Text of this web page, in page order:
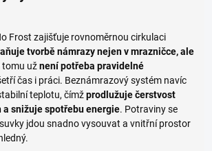
Frost zajišťuje rovnoměrnou cirkulaci
tvorbě námrazy nejen v mrazničce, ale
tomu užnení potřeba pravidelné
čas i práci. Beznámrazový systém navíc
teplotu, čímžprodlužuje čerstvost
snižuje spotřebu energie. Potraviny se
jdou snadno vysouvat a vnitřní prostor